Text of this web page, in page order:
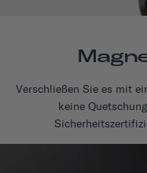
Verschließen Sie es mit
keine